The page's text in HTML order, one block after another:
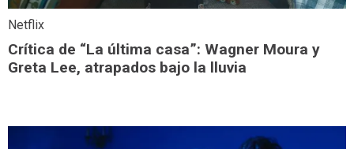
Netflix
Crítica de “La última casa”: Wagner Moura y
Greta Lee, atrapados bajo la lluvia